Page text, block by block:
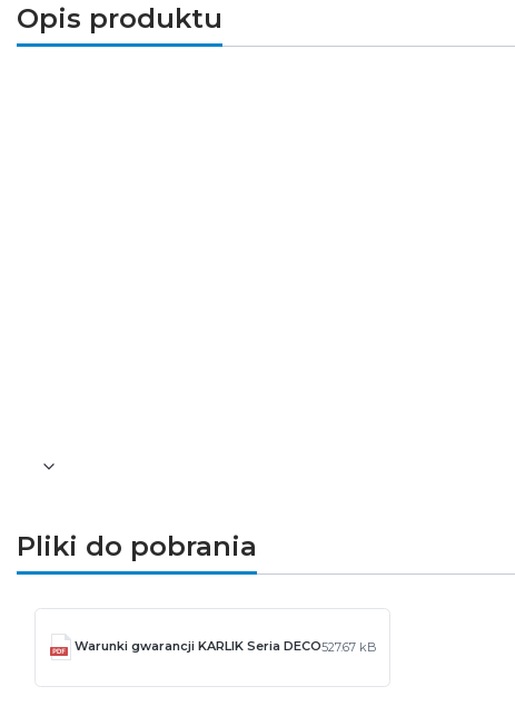
Opis produktu
Pliki do pobrania
Warunki gwarancji KARLIK Seria DECO527.67 kB